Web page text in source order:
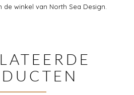
winkel van North Sea Design.